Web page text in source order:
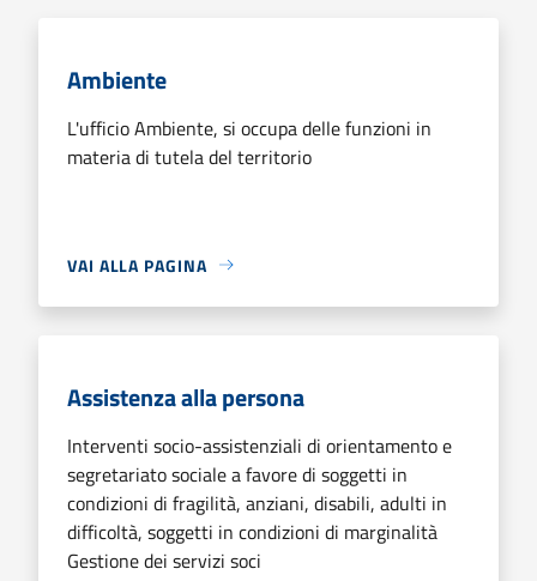
Ambiente
L'ufficio Ambiente, si occupa delle funzioni in
materia di tutela del territorio
VAI ALLA PAGINA
Assistenza alla persona
Interventi socio-assistenziali di orientamento e
segretariato sociale a favore di soggetti in
condizioni di fragilità, anziani, disabili, adulti in
difficoltà, soggetti in condizioni di marginalità
Gestione dei servizi soci